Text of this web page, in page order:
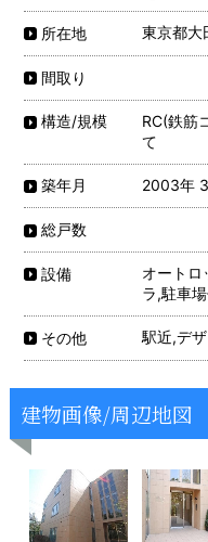
所在地 東京都大
間取り
構造/規模
RC(鉄筋
て
築年月 2003年
総戸数
設備
オートロ
ラ,駐車
その他 駅近,デ
建物画像/周辺地図